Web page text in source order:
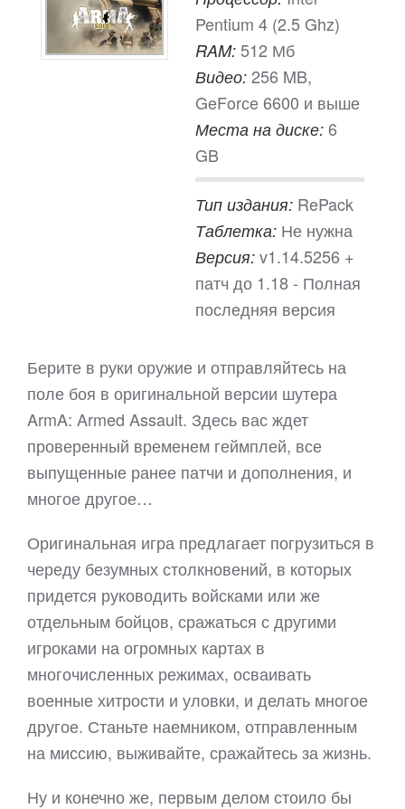
Pentium 4 (2.5 Ghz)
RAM: 512 Мб
Видео: 256 MB,
GeForсe 6600 и выше
Места на диске: 6
GB
Тип издания: RePack
Таблетка: Не нужна
Версия: v1.14.5256 +
патч до 1.18 - Полная
последняя версия
Берите в руки оружие и отправляйтесь на
поле боя в оригинальной версии шутера
ArmA: Armed Assault. Здесь вас ждет
проверенный временем геймплей, все
выпущенные ранее патчи и дополнения, и
многое другое…
Оригинальная игра предлагает погрузиться в
череду безумных столкновений, в которых
придется руководить войсками или же
отдельным бойцов, сражаться с другими
игроками на огромных картах в
многочисленных режимах, осваивать
военные хитрости и уловки, и делать многое
другое. Станьте наемником, отправленным
на миссию, выживайте, сражайтесь за жизнь.
Ну и конечно же, первым делом стоило бы